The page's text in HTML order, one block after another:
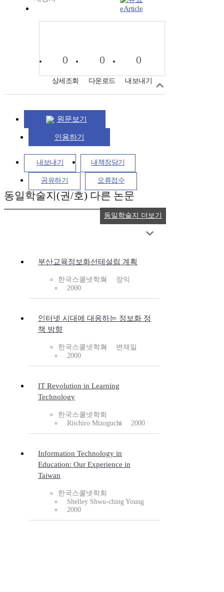
eArticle
0
상세조회
0
다운로드
0
내보내기
원문보기
인용하기
내보내기 내책장담기
공유하기 오류접수
동일학술지(권/호) 다른 논문
부산교육정보화선테설립 계획
한국스쿨넷학회
장익
2000
인터넷 시대에 대응하는 정보화 정
책 방향
한국스쿨넷학회
변재일
2000
IT Revolution in Learning
Technology
한국스쿨넷학회
Riichiro Mizoguchi
2000
Information Technology in
Education: Our Experience in
Taiwan
한국스쿨넷학회
Shelley Shwu-ching Young
2000
동일학술지 더보기